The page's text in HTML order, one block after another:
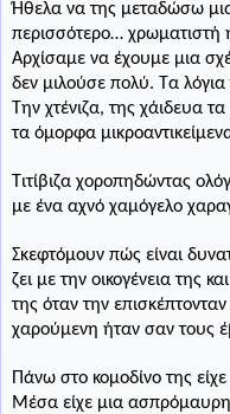
Ήθελα να της μεταδώσω
περισσότερο… χρωματιστή
Αρχίσαμε να έχουμε μια
δεν μιλούσε πολύ. Τα λόγια
Την χτένιζα, της χάιδευα
τα όμορφα
Τιτίβιζα χοροπηδώντας
με ένα αχνό χαμόγελο
Σκεφτόμουν πώς είναι
ζει με την οικογένεια της
της όταν την επισκέπτονταν
χαρούμενη ήταν σαν τους
Πάνω στο κομοδίνο της
Μέσα είχε μια ασπρόμαυρη